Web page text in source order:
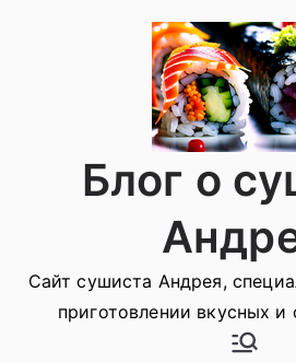
Блог о
Сайт сушиста Андрея,
приготовлении вкусных и